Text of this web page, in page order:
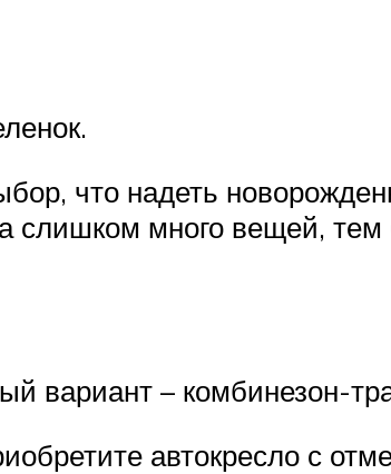
что надеть
слишком много вещей,
вариант – комбинезон-
автокресло с